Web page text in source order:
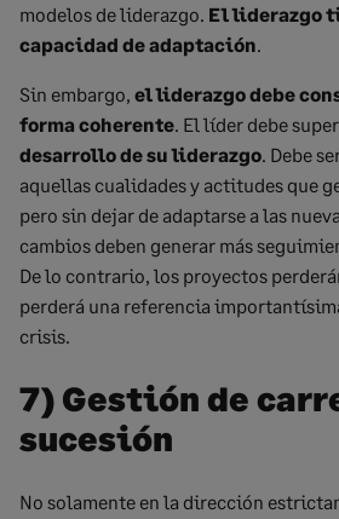
modelos de liderazgo. El liderazgo
capacidad de adaptación.
Sin embargo, el liderazgo debe
forma coherente. El líder debe
desarrollo de su liderazgo. Debe
aquellas cualidades y actitudes que
pero sin dejar de adaptarse a las
cambios deben generar más
De lo contrario, los proyectos
perderá una referencia
crisis.
7) Gestión de
sucesión
No solamente en la dirección